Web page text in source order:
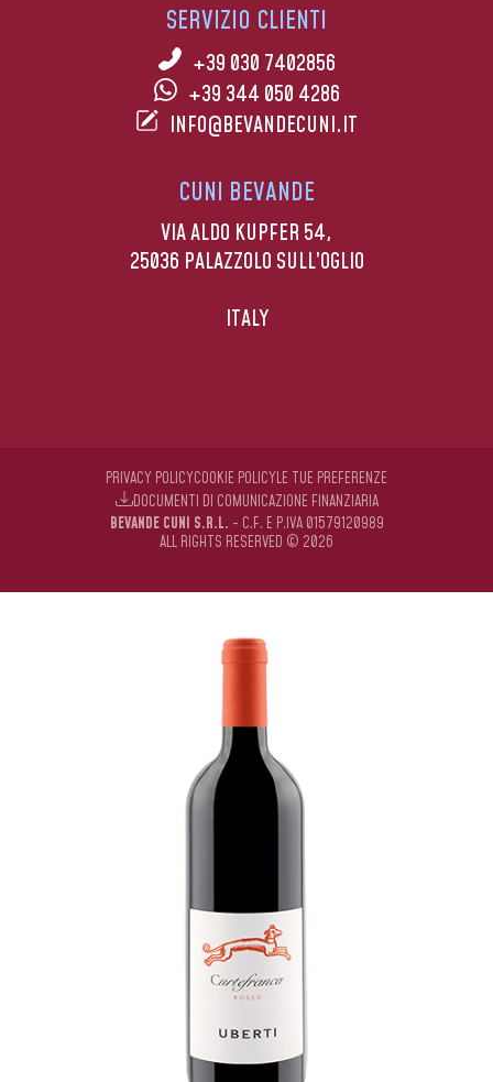
SERVIZIO CLIENTI
+39 030 7402856
+39 344 050 4286
INFO@BEVANDECUNI.IT
CUNI BEVANDE
VIA ALDO KUPFER 54,
25036 PALAZZOLO SULL’OGLIO
ITALY
BEVANDE CUNI S.R.L. - C.F. E P.IVA 01579120989
ALL RIGHTS RESERVED © 2026
PRIVACY POLICYCOOKIE POLICYLE TUE PREFERENZE
DOCUMENTI DI COMUNICAZIONE FINANZIARIA